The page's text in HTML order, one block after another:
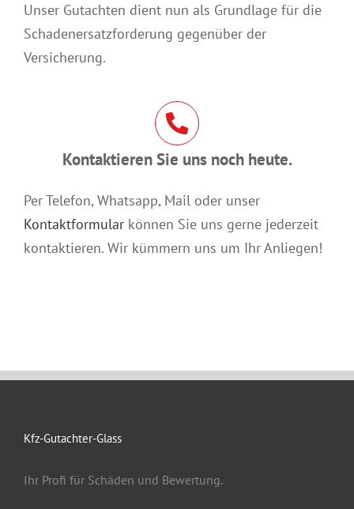
Unser Gutachten dient nun als Grundlage für die
Schadenersatzforderung gegenüber der
Versicherung.
Kontaktieren Sie uns noch heute.
Per Telefon, Whatsapp, Mail oder unser
Kontaktformular können Sie uns gerne jederzeit
kontaktieren. Wir kümmern uns um Ihr Anliegen!
Kfz-Gutachter-Glass
Ihr Profi für Schäden und Bewertung.